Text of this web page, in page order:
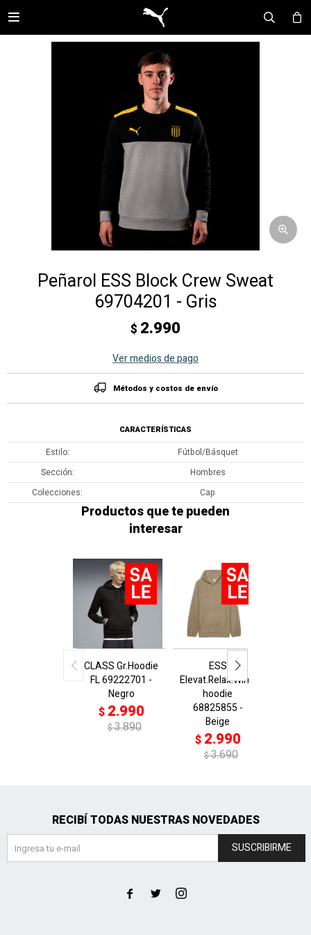

Peñarol ESS Block Crew Sweat
69704201 - Gris
$ 2.990
Ver medios de pago
Métodos y costos de envío
CARACTERÍSTICAS
Estilo
Fútbol/Básquet
Sección
Hombres
Colecciones
Cap
Productos que te pueden
interesar
CLASS Gr.Hoodie
FL 69222701 -
Negro
$ 2.990
$3.890
ESS
Elevat.Relax.Winter
hoodie
68825855 -
Beige
$ 2.990
$3.690
RECIBÍ TODAS NUESTRAS NOVEDADES
SUSCRIBIRME
  